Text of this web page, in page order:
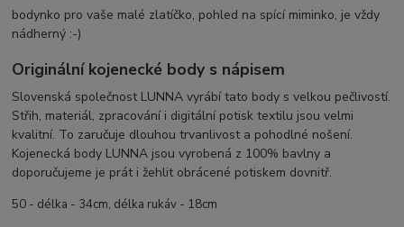
bodynko pro vaše malé zlatíčko, pohled na spící miminko, je vždy
nádherný :-)
Originální kojenecké body s nápisem
Slovenská společnost LUNNA vyrábí tato body s velkou pečlivostí.
Střih, materiál, zpracování i digitální potisk textilu jsou velmi
kvalitní. To zaručuje dlouhou trvanlivost a pohodlné nošení.
Kojenecká body LUNNA jsou vyrobená z 100% bavlny a
doporučujeme je prát i žehlit obrácené potiskem dovnitř.
50 - délka - 34cm, délka rukáv - 18cm